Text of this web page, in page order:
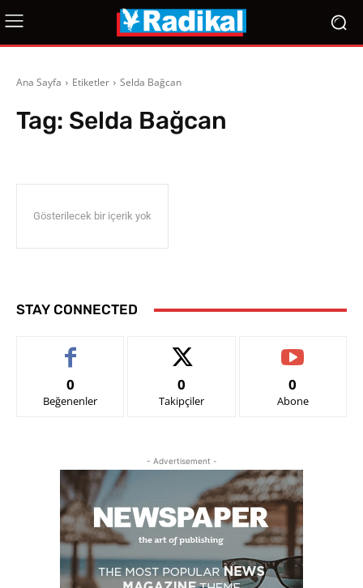
Ana Sayfa Etiketler Selda Bağcan
Tag: Selda Bağcan
Gösterilecek bir içerik yok
STAY CONNECTED
0
Beğenenler
0
Takipçiler
0
Abone
- Advertisement -